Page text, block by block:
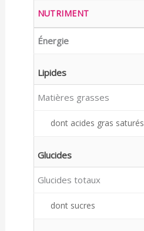
NUTRIMENT
Énergie
Lipides
Matières grasses
dont acides gras saturés
Glucides
Glucides totaux
dont sucres